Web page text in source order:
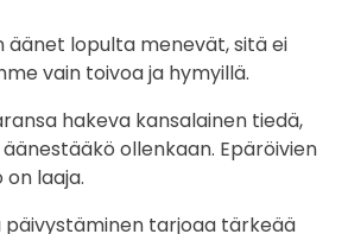
äänet lopulta menevät, sitä ei
vain toivoa ja hymyillä.
hakeva kansalainen tiedä,
ollenkaan. Epäröivien
laaja.
päivystäminen tarjoaa tärkeää